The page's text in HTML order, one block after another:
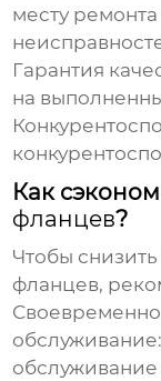
месту
Гарантия
на
Как
фланцев?
Чтобы снизить
фланцев,
обслуживание:
обслуживание